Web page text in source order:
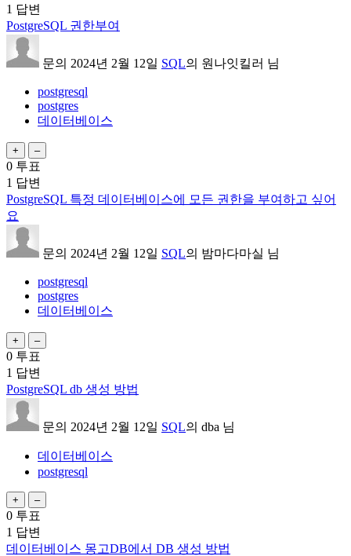
1 답변
PostgreSQL 권한부여
문의 2024년 2월 12일 SQL의 원나잇킬러 님
postgresql
postgres
데이터베이스
0 투표
1 답변
PostgreSQL 특정 데이터베이스에 모든 권한을 부여하고 싶어
요
문의 2024년 2월 12일 SQL의 밤마다마실 님
postgresql
postgres
데이터베이스
0 투표
1 답변
PostgreSQL db 생성 방법
문의 2024년 2월 12일 SQL의 dba 님
데이터베이스
postgresql
0 투표
1 답변
데이터베이스 몽고DB에서 DB 생성 방법